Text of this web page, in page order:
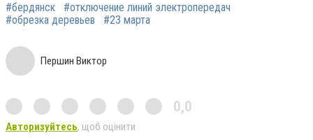
#бердянск
#отключение линий электропередач
#обрезка деревьев
#23 марта
Першин Виктор
0,0
Авторизуйтесь, щоб оцінити